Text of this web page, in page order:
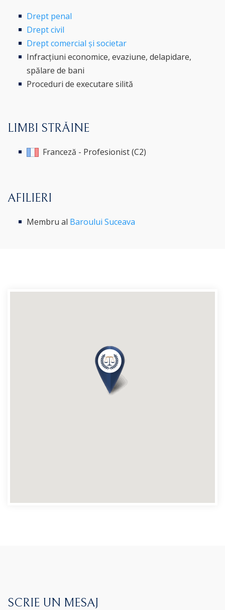
Drept penal
Drept civil
Drept comercial și societar
Infracțiuni economice, evaziune, delapidare,
spălare de bani
Proceduri de executare silită
LIMBI STRĂINE
Franceză - Profesionist (C2)
AFILIERI
Membru al Baroului Suceava
SCRIE UN MESAJ